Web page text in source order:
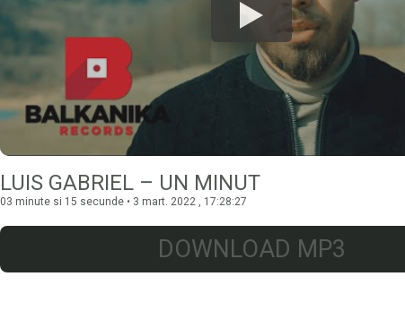
LUIS GABRIEL – UN MINUT
03 minute si 15 secunde • 3 mart. 2022 , 17:28:27
DOWNLOAD MP3